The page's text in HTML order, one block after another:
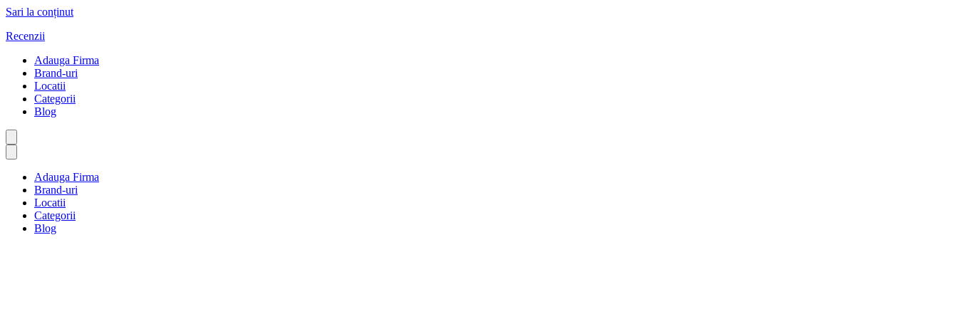
Sari la conținut
Recenzii
Adauga Firma
Brand-uri
Locatii
Categorii
Blog
Adauga Firma
Brand-uri
Locatii
Categorii
Blog